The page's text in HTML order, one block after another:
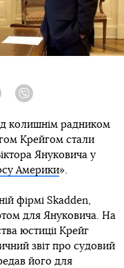
TelegramViber
колишнім радником
Крейгом стали
Януковича у
Америки».
фірмі Skadden,
для Януковича. На
юстиції Крейг
звіт про судовий
його для